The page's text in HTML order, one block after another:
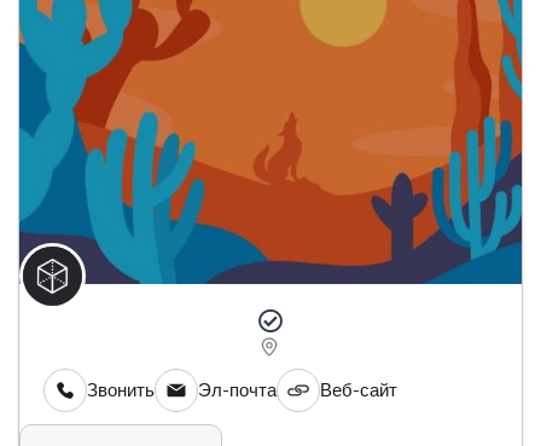
Звонить Эл-почта Веб-сайт